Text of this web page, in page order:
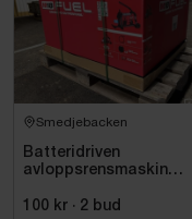
Smedjebacken
Batteridriven
avloppsrensmaskin
FSSM-121 | Oanvänd
100 kr · 2 bud